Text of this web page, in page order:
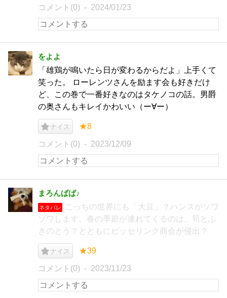
コメント(0) 2024/01/23
をよよ
「雄鶏が鳴いたら日が変わるからだよ」上手くて
笑った。 ローレンツさんを励ます会も好きだけ
ど、この巻で一番好きなのはタケノコの話。男爵
の奥さんもキレイかわいい（ー∀ー）
ナイス ★8
コメント(0) 2023/12/09
まろんぱぱ♪
ネタバレ
こっちの世界にも「大豆」？ハンスがソワ
ソワします。春の季節が連れてくるのは、筍とふ
きのとう？とともにビッセリンク商会が侵出？
ナイス ★39
コメント(0) 2023/11/23